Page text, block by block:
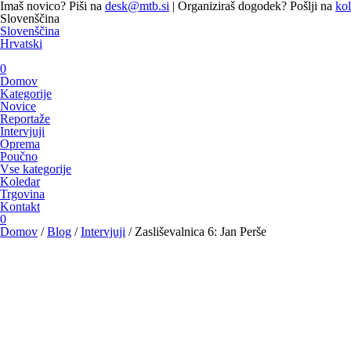
Imaš novico? Piši na desk@mtb.si | Organiziraš dogodek? Pošlji na
Slovenščina
Slovenščina
Hrvatski
0
Domov
Kategorije
Novice
Reportaže
Intervjuji
Oprema
Poučno
Vse kategorije
Koledar
Trgovina
Kontakt
0
Domov /Blog /Intervjuji / Zasliševalnica 6: Jan Perše